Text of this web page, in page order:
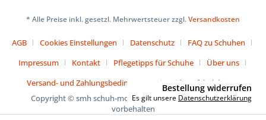
* Alle Preise inkl. gesetzl. Mehrwertsteuer zzgl.Versandkosten
AGB Cookies Einstellungen Datenschutz
FAQ zu Schuhen
Impressum
Kontakt Pflegetipps für Schuhe
Über uns
Versand- und Zahlungsbedingungen
Widerrufsbelehrung
Copyright © smh schuh-mode-handels gmbh - Alle Rechte
vorbehalten
Bestellung widerrufen
Es gilt unsere Datenschutzerklärung